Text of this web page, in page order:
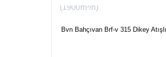
Bvn Bahçıvan Brf-v 315 Dikey